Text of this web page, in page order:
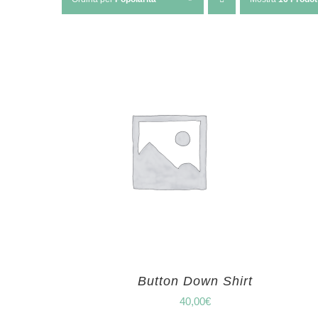
Button Down Shirt
40,00€